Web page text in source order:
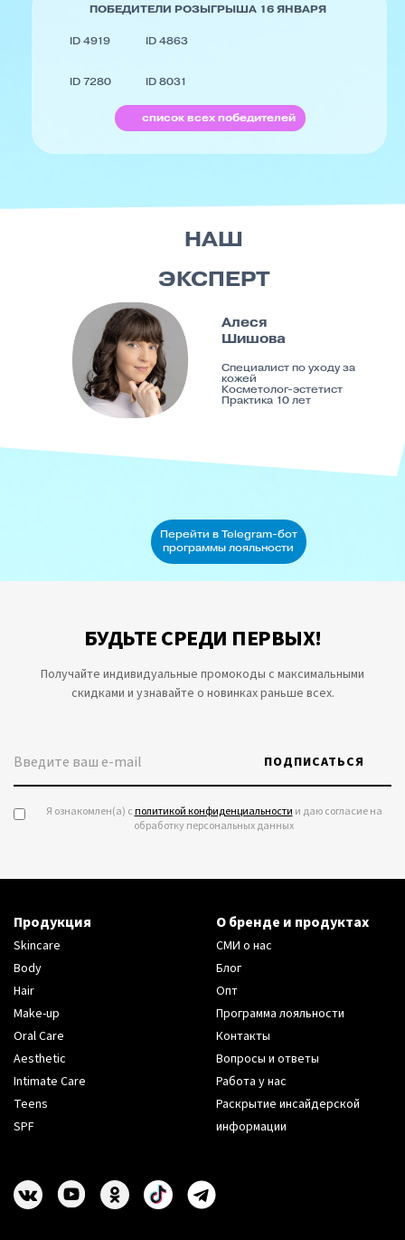
БУДЬТЕ СРЕДИ ПЕРВЫХ!
Получайте индивидуальные промокоды с максимальными
скидками и узнавайте о новинках раньше всех.
ПОДПИСАТЬСЯ
Я ознакомлен(а) сполитикой конфиденциальности и даю согласие на
обработку персональных данных
Продукция
Skincare
Body
Hair
Make-up
Oral Care
Aesthetic
Intimate Care
Teens
SPF
О бренде и продуктах
СМИ о нас
Блог
Опт
Программа лояльности
Контакты
Вопросы и ответы
Работа у нас
Раскрытие инсайдерской
информации